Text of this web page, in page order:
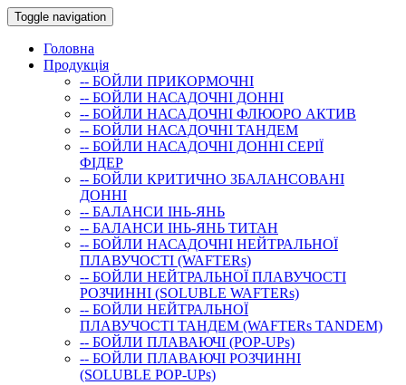
Toggle navigation
Головна
Продукція
-- БОЙЛИ ПРИКОРМОЧНI
-- БОЙЛИ НАСАДОЧНI ДОННI
-- БОЙЛИ НАСАДОЧНІ ФЛЮОРО АКТИВ
-- БОЙЛИ НАСАДОЧНІ ТАНДЕМ
-- БОЙЛИ НАСАДОЧНI ДОННI СЕРIÏ
ФIДЕР
-- БОЙЛИ КРИТИЧНО ЗБАЛАНСОВАНІ
ДОННІ
-- БАЛАНСИ ІНЬ-ЯНЬ
-- БАЛАНСИ ІНЬ-ЯНЬ ТИТАН
-- БОЙЛИ НАСАДОЧНI НЕЙТРАЛЬНОÏ
ПЛАВУЧОСТI (WAFTERs)
-- БОЙЛИ НЕЙТРАЛЬНОЇ ПЛАВУЧОСТІ
РОЗЧИННІ (SOLUBLE WAFTERs)
-- БОЙЛИ НЕЙТРАЛЬНОЇ
ПЛАВУЧОСТІ ТАНДЕМ (WAFTERs TANDEM)
-- БОЙЛИ ПЛАВАЮЧІ (POP-UPs)
-- БОЙЛИ ПЛАВАЮЧI РОЗЧИННI
(SOLUBLE POP-UPs)